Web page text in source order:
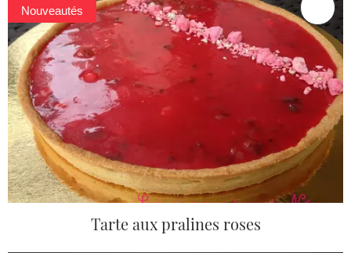
Nouveautés
Tarte aux pralines roses